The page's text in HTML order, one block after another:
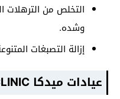
التخلص من الترهلات
وشده.
إزالة التصبغات
عيادات ميدكا MEDICA CLINIC